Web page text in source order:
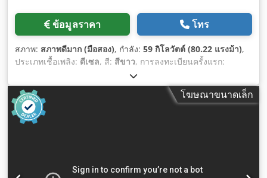
ข้อมูลราคา โทร
สภาพ: สภาพดีมาก (มือสอง), กำลัง: 59 กิโลวัตต์ (80.22 แรงม้า),
ประเภทเชื้อเพลิง: ดีเซล, สี: สีขาว, การลงทะเบียนครั้งแรก:
, ชั่วโมงการทำงาน:
โฆษณาขนาดเล็ก